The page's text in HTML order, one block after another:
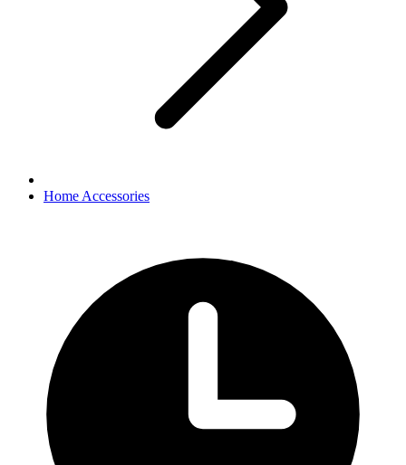
Home Accessories